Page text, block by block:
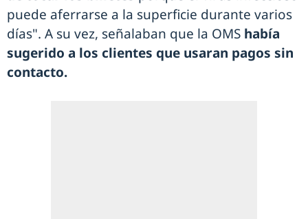
puede aferrarse a la superficie durante varios
días". A su vez, señalaban que la OMS había
sugerido a los clientes que usaran pagos sin
contacto.